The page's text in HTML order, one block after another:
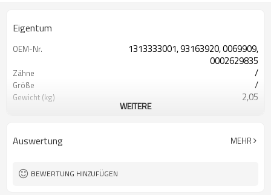
Eigentum
OEM-Nr.
1313333001, 93163920, 0069909,
0002629835
Zähne /
Größe /
Gewicht (kg) 2,05
Härte 58-63HRC
WEITERE
Auswertung MEHR
BEWERTUNG HINZUFÜGEN